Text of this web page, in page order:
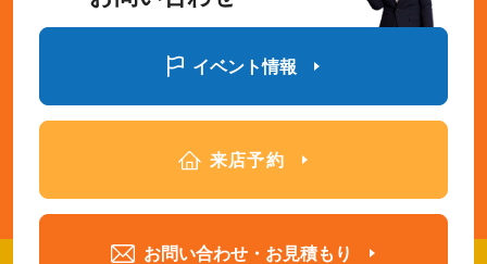
イベント情報
来店予約
お問い合わせ・お見積もり